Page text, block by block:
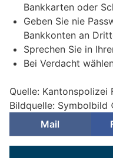
Bankkarten oder
Geben Sie nie
Bankkonten an
Sprechen Sie in
Bei Verdacht
Quelle: Kantonspolizei
Bildquelle:
Mail